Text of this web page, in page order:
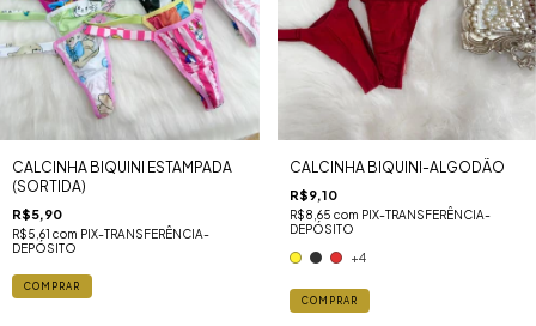
CALCINHA BIQUINI ESTAMPADA
(SORTIDA)
R$5,90
R$5,61 com PIX-TRANSFERÊNCIA-
DEPÓSITO
COMPRAR
CALCINHA BIQUINI-ALGODÃO
R$9,10
R$8,65 com PIX-TRANSFERÊNCIA-
DEPÓSITO
+4
COMPRAR